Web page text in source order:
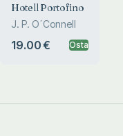
Hotell Portofino
J. P. O´Connell
19.00 € Osta